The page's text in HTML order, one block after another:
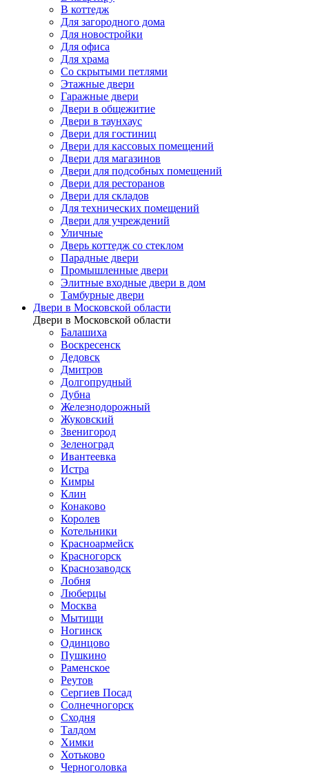
В коттедж
Для загородного дома
Для новостройки
Для офиса
Для храма
Со скрытыми петлями
Этажные двери
Гаражные двери
Двери в общежитие
Двери в таунхаус
Двери для гостиниц
Двери для кассовых помещений
Двери для магазинов
Двери для подсобных помещений
Двери для ресторанов
Двери для складов
Для технических помещений
Двери для учреждений
Уличные
Дверь коттедж со стеклом
Парадные двери
Промышленные двери
Элитные входные двери в дом
Тамбурные двери
Двери в Московской области
Двери в Московской области
Балашиха
Воскресенск
Дедовск
Дмитров
Долгопрудный
Дубна
Железнодорожный
Жуковский
Звенигород
Зеленоград
Ивантеевка
Истра
Кимры
Клин
Конаково
Королев
Котельники
Красноармейск
Красногорск
Краснозаводск
Лобня
Люберцы
Москва
Мытищи
Ногинск
Одинцово
Пушкино
Раменское
Реутов
Сергиев Посад
Солнечногорск
Сходня
Талдом
Химки
Хотьково
Черноголовка